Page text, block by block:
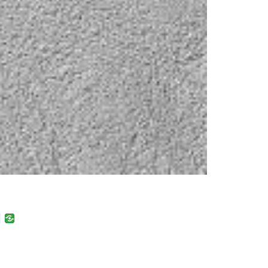
VK